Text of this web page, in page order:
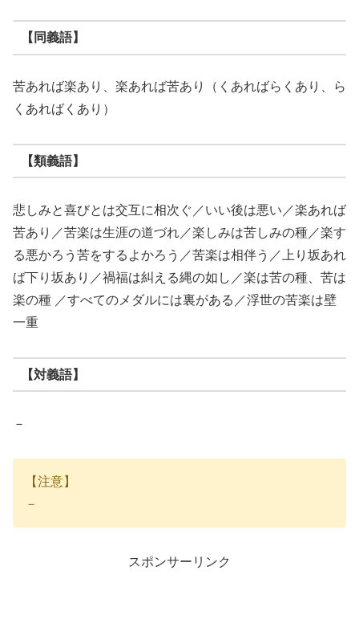
【同義語】
苦あれば楽あり、楽あれば苦あり（くあればらくあり、ら
くあればくあり）
【類義語】
悲しみと喜びとは交互に相次ぐ／いい後は悪い／楽あれば
苦あり／苦楽は生涯の道づれ／楽しみは苦しみの種／楽す
る悪かろう苦をするよかろう／苦楽は相伴う／上り坂あれ
ば下り坂あり／禍福は糾える縄の如し／楽は苦の種、苦は
楽の種 ／すべてのメダルには裏がある／浮世の苦楽は壁
一重
【対義語】
－
【注意】
－
スポンサーリンク